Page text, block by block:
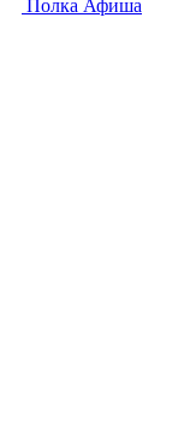
Полка Афиша